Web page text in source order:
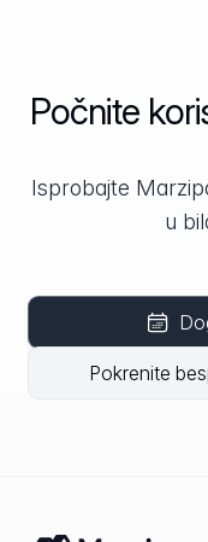
Počnite
Isprobajte
u
Pokrenite